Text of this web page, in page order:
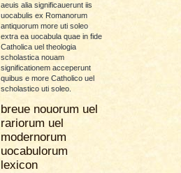
aeuis alia significauerunt iis
uocabulis ex Romanorum
antiquorum more uti soleo
extra ea uocabula quae in fide
Catholica uel theologia
scholastica nouam
significationem acceperunt
quibus e more Catholico uel
scholastico uti soleo.
breue nouorum uel
rariorum uel
modernorum
uocabulorum
lexicon